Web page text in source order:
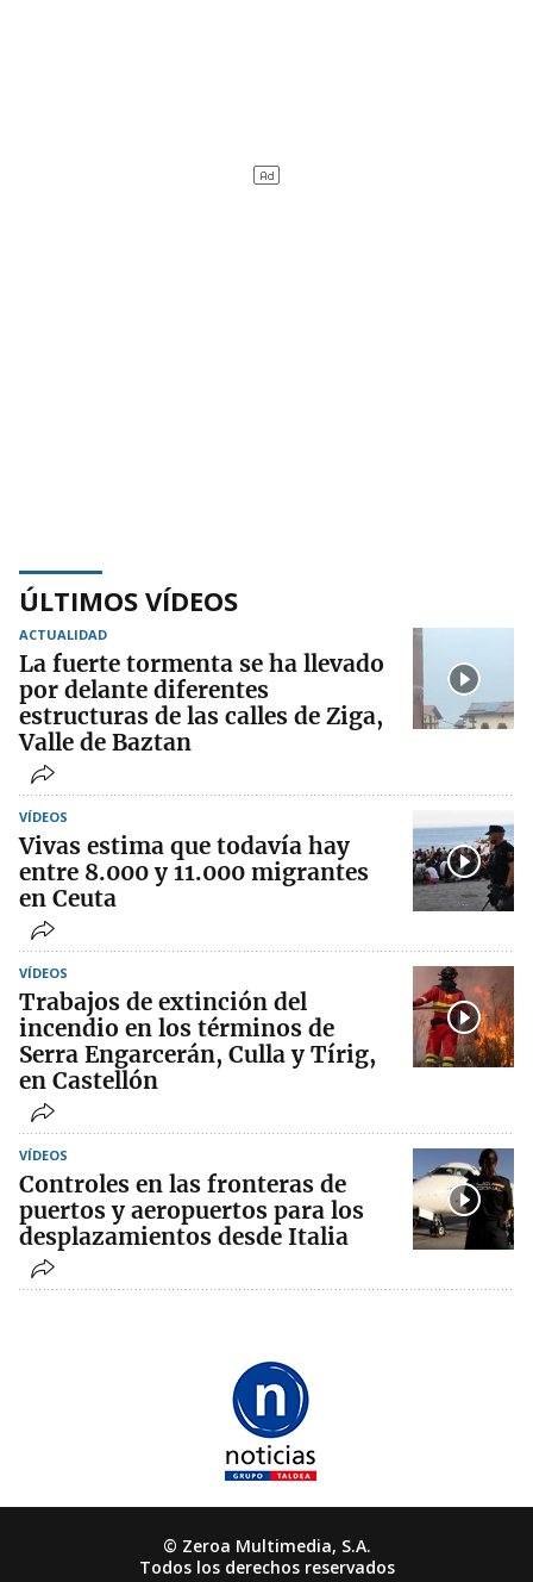
ÚLTIMOS VÍDEOS
ACTUALIDAD
La fuerte tormenta se ha llevado
por delante diferentes
estructuras de las calles de Ziga,
Valle de Baztan
VÍDEOS
Vivas estima que todavía hay
entre 8.000 y 11.000 migrantes
en Ceuta
VÍDEOS
Trabajos de extinción del
incendio en los términos de
Serra Engarcerán, Culla y Tírig,
en Castellón
VÍDEOS
Controles en las fronteras de
puertos y aeropuertos para los
desplazamientos desde Italia
© Zeroa Multimedia, S.A.
Todos los derechos reservados